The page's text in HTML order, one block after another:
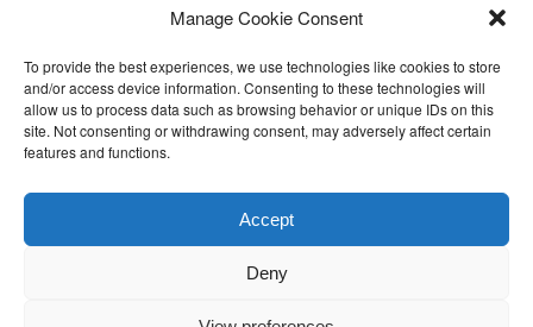
Manage Cookie Consent
To provide the best experiences, we use technologies like cookies to store
and/or access device information. Consenting to these technologies will
allow us to process data such as browsing behavior or unique IDs on this
site. Not consenting or withdrawing consent, may adversely affect certain
features and functions.
Accept
Deny
TNDA
Deloitte
18 4 2 12 27 51 -24
HWH
Ce contenu a été publié parAdmin. Mettez-le en favori avec son